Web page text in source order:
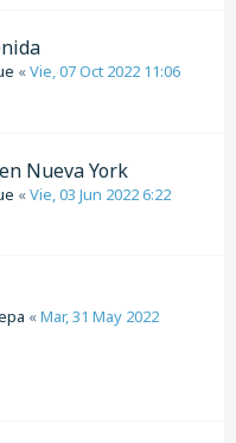
«Vie, 07 Oct 2022 11:06
Nueva York
«Vie, 03 Jun 2022 6:22
«Mar, 31 May 2022